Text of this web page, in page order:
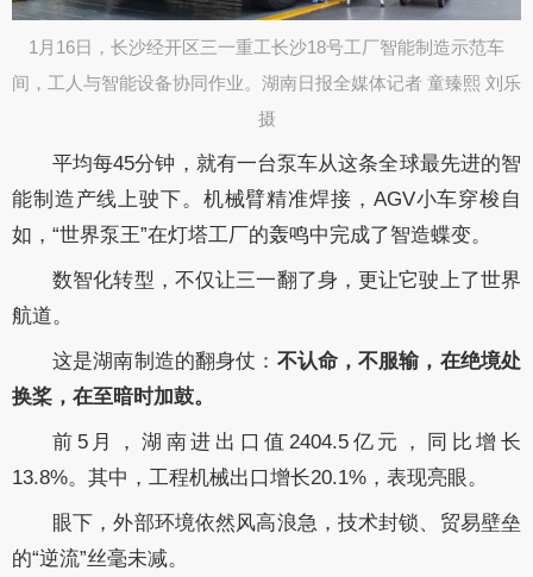
1月16日，长沙经开区三一重工长沙18号工厂智能制造示范车
间，工人与智能设备协同作业。湖南日报全媒体记者 童臻熙 刘乐
摄​
平均每45分钟，就有一台泵车从这条全球最先进的智
能制造产线上驶下。机械臂精准焊接，AGV小车穿梭自
如，“世界泵王”在灯塔工厂的轰鸣中完成了智造蝶变。
数智化转型，不仅让三一翻了身，更让它驶上了世界
航道。
这是湖南制造的翻身仗： 不认命，不服输，在绝境处
换桨，在至暗时加鼓。
前5月，湖南进出口值2404.5亿元，同比增长
13.8%。其中，工程机械出口增长20.1%，表现亮眼。
眼下，外部环境依然风高浪急，技术封锁、贸易壁垒
的“逆流”丝毫未减。